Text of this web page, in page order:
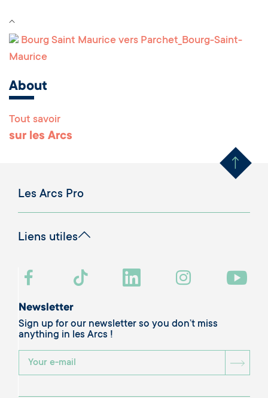
Bourg Saint Maurice vers Parchet_Bourg-Saint-
Maurice
About
Tout savoir
sur les Arcs Remonter
Les Arcs Pro
Liens utiles
Newsletter
Sign up for our newsletter so you don’t miss
anything in les Arcs !